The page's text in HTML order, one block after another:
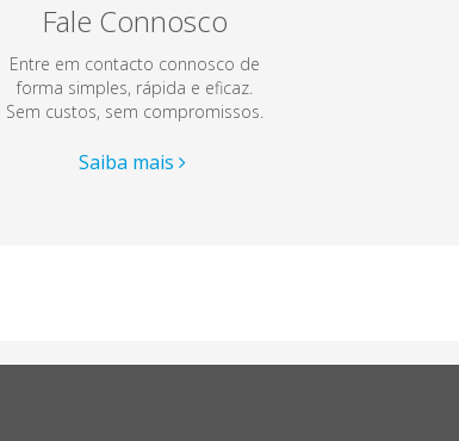
Fale Connosco
Entre em contacto connosco de
forma simples, rápida e eficaz.
Sem custos, sem compromissos.
Saiba mais